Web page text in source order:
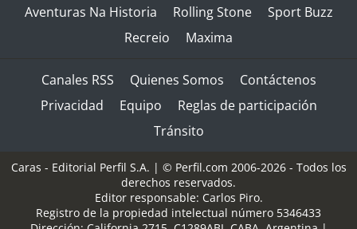
Aventuras Na Historia
Rolling Stone
Sport Buzz
Recreio
Maxima
Canales RSS Quienes Somos
Contáctenos
Privacidad
Equipo
Reglas de participación
Tránsito
Caras - Editorial Perfil S.A. | © Perfil.com 2006-2026 - Todos los
derechos reservados.
Editor responsable: Carlos Piro.
Registro de la propiedad intelectual número 5346433